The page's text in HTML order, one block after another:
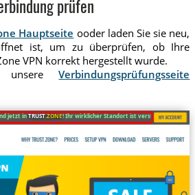
prüfen
Hauptseite ooder laden Sie sie neu,
ist, um zu überprüfen, ob Ihre
VPN korrekt hergestellt wurde.
unsereVerbindungsprüfungsseite
jetzt inTRUST.ZONE! Ihr wirklicher Standort ist versteckt!